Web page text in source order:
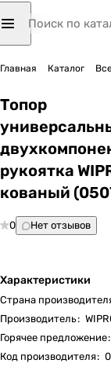
Главная Каталог
Топор
рукоятка
кованый
0 Нет отзывов
Характеристики
Страна
Производитель:
Горячее предложение:
Код производителя: